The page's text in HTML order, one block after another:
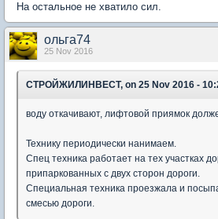
На остальное не хватило сил.
ольга74
25 Nov 2016
СТРОЙЖИЛИНВЕСТ, on 25 Nov 2016 -
воду откачивают, лифтовой приямок
Технику периодически нанимаем.
Спец техника работает на тех участках
припаркованных с двух сторон дороги.
Специальная техника проезжала и
смесью дороги.